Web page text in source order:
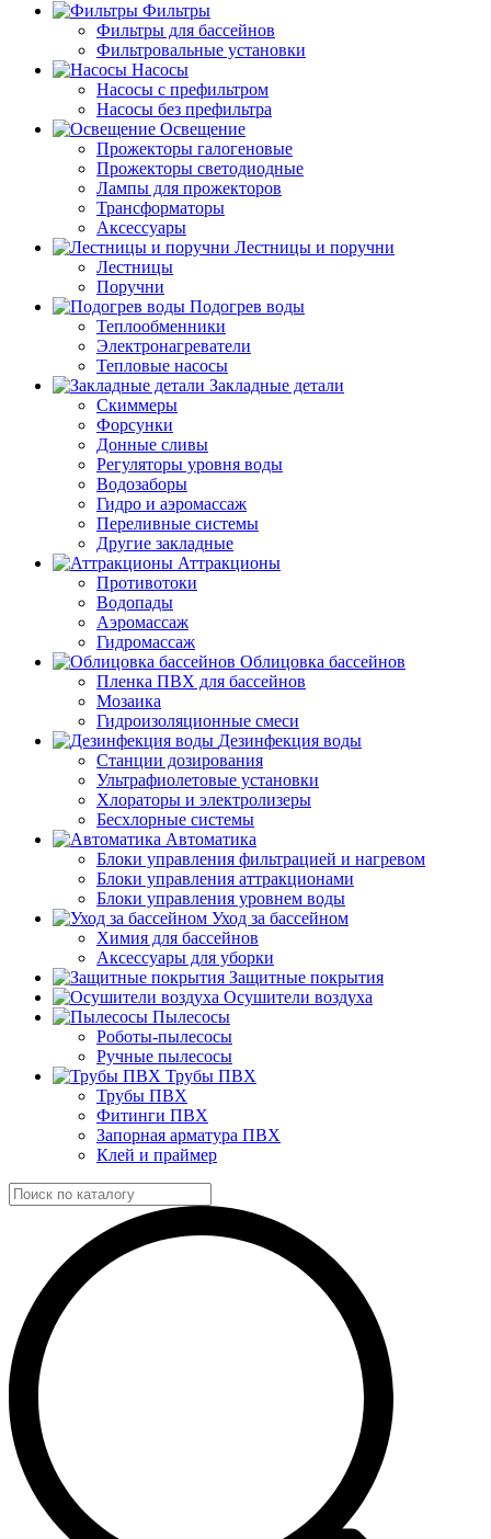
Фильтры
Фильтры для бассейнов
Фильтровальные установки
Насосы
Насосы с префильтром
Насосы без префильтра
Освещение
Прожекторы галогеновые
Прожекторы светодиодные
Лампы для прожекторов
Трансформаторы
Аксессуары
Лестницы и поручни
Лестницы
Поручни
Подогрев воды
Теплообменники
Электронагреватели
Тепловые насосы
Закладные детали
Скиммеры
Форсунки
Донные сливы
Регуляторы уровня воды
Водозаборы
Гидро и аэромассаж
Переливные системы
Другие закладные
Аттракционы
Противотоки
Водопады
Аэромассаж
Гидромассаж
Облицовка бассейнов
Пленка ПВХ для бассейнов
Мозаика
Гидроизоляционные смеси
Дезинфекция воды
Станции дозирования
Ультрафиолетовые установки
Хлораторы и электролизеры
Бесхлорные системы
Автоматика
Блоки управления фильтрацией и нагревом
Блоки управления аттракционами
Блоки управления уровнем воды
Уход за бассейном
Химия для бассейнов
Аксессуары для уборки
Защитные покрытия
Осушители воздуха
Пылесосы
Роботы-пылесосы
Ручные пылесосы
Трубы ПВХ
Трубы ПВХ
Фитинги ПВХ
Запорная арматура ПВХ
Клей и праймер